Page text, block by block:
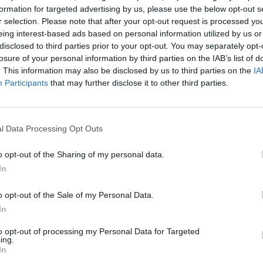
for targeted advertising by us, please use the below opt-out
selection. Please note that after your opt-out request is processed
interest-based ads based on personal information utilized by us
to third parties prior to your opt-out. You may separately
of your personal information by third parties on the IAB’s list of
This information may also be disclosed by us to third parties on the
Participants that may further disclose it to other third parties.
Data Processing Opt Outs
opt-out of the Sharing of my personal data.
opt-out of the Sale of my Personal Data.
opt-out of processing my Personal Data for Targeted
που βρέθηκε νεκρή στα Εξάρχεια, στην οδό
που ειδοποίησε την αστυνομία 57 ετών.
«Ελάτε είναι νεκρή η γυναίκα μου».
παρόμοια τραύματα έχει και ο άντρας της, ο